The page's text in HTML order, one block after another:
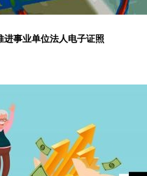
进事业单位法人电子证照